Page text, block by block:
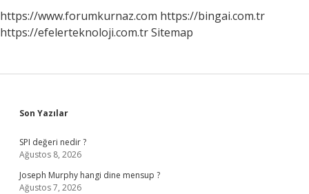
https://www.forumkurnaz.com https://bingai.com.tr
https://efelerteknoloji.com.trSitemap
Sidebar
Son Yazılar
SPI değeri nedir ?
Ağustos 8, 2026
Joseph Murphy hangi dine mensup ?
Ağustos 7, 2026